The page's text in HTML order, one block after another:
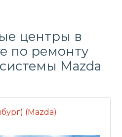
центры в
по ремонту
Mazda
(Mazda)